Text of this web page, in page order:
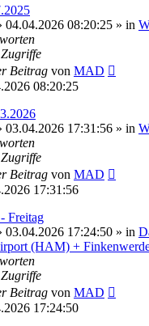
04.04.2026 08:20:25 » in
Zugriffe
Beitrag von MAD
08:20:25
03.04.2026 17:31:56 » in
Zugriffe
Beitrag von MAD
17:31:56
Freitag
03.04.2026 17:24:50 » in
(HAM) +
Zugriffe
Beitrag von MAD
17:24:50